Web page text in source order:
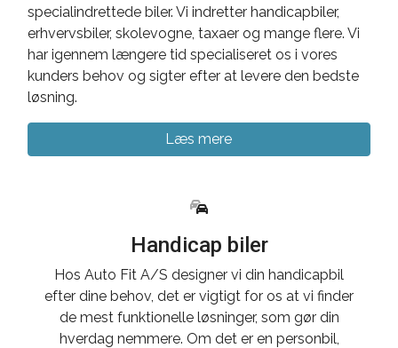
specialindrettede biler. Vi indretter handicapbiler,
erhvervsbiler, skolevogne, taxaer og mange flere. Vi
har igennem længere tid specialiseret os i vores
kunders behov og sigter efter at levere den bedste
løsning.
Læs mere
Handicap biler
Hos Auto Fit A/S designer vi din handicapbil
efter dine behov, det er vigtigt for os at vi finder
de mest funktionelle løsninger, som gør din
hverdag nemmere. Om det er en personbil,